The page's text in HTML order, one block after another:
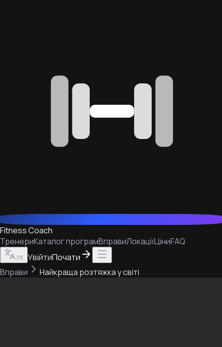
Fitness Coach
ТренериКаталог програмВправиЛокаціїЦіниFAQ
УК УвійтиПочати
Вправи
Найкраща розтяжка у світі